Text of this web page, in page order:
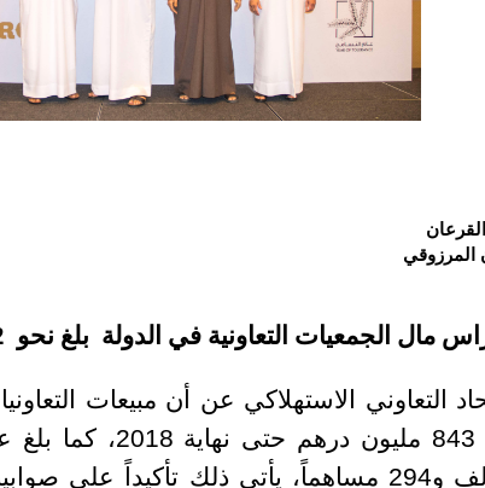
الجمعيات التعاونية في الدولة بلغ نحو 2 مليار و 219 مليون درهم
التعاوني الاستهلاكي عن أن مبيعات
843
مليون درهم حتى
نحو 76 الف و294 مساهماً، يأتي ذلك تأكيداً
Channel ID